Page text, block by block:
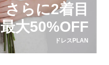
さらに2着目
最大50%OFF
ドレスPLAN